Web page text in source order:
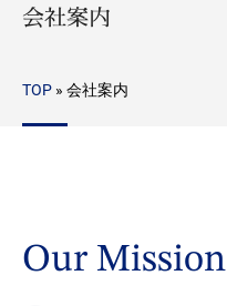
会社案内
TOP » 会社案内
Our Mission